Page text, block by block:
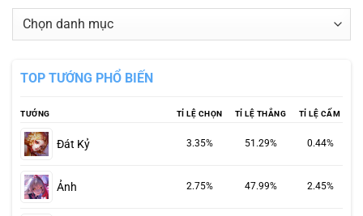
Danh
TOP TƯỚNG PHỔ BIẾN
TƯỚNG TỈ LỆ CHỌN TỈ LỆ THẮNG TỈ LỆ CẤM
Đát Kỷ 3.35% 51.29% 0.44%
Ảnh 2.75% 47.99% 2.45%